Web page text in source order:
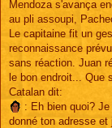
Mendoza s'avança
au pli assoupi,
Le capitaine fit un
reconnaissance
sans réaction. Juan
le bon endroit... Que
Catalan dit:
: Eh bien quoi?
donné ton adresse et